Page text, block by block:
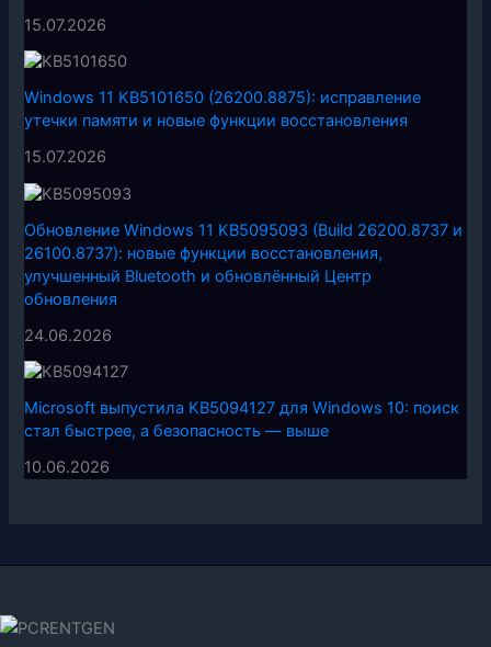
15.07.2026
Windows 11 KB5101650 (26200.8875): исправление
утечки памяти и новые функции восстановления
15.07.2026
Обновление Windows 11 KB5095093 (Build 26200.8737 и
26100.8737): новые функции восстановления,
улучшенный Bluetooth и обновлённый Центр
обновления
24.06.2026
Microsoft выпустила KB5094127 для Windows 10: поиск
стал быстрее, а безопасность — выше
10.06.2026